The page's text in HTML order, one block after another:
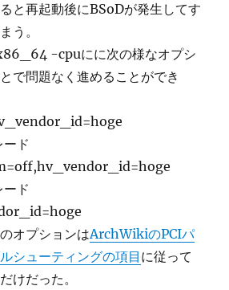
と再起動後にBSoDが発生してす
う。
-cpuにに次の様なオプシ
で問題なく進めることができ
ド
ド
オプションはArchWikiのPCIパ
シューティングの項目 に従って
けだった。